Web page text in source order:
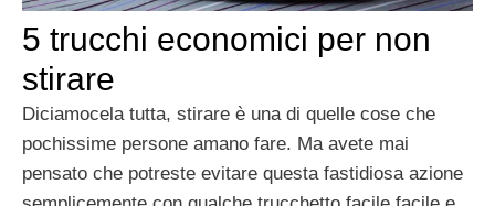
5 trucchi economici per non
stirare
Diciamocela tutta, stirare è una di quelle cose che
pochissime persone amano fare. Ma avete mai
pensato che potreste evitare questa fastidiosa azione